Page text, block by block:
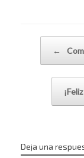
←
Deja una